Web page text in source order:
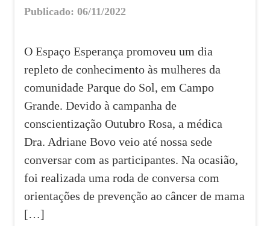
Publicado: 06/11/2022
O Espaço Esperança promoveu um dia
repleto de conhecimento às mulheres da
comunidade Parque do Sol, em Campo
Grande. Devido à campanha de
conscientização Outubro Rosa, a médica
Dra. Adriane Bovo veio até nossa sede
conversar com as participantes. Na ocasião,
foi realizada uma roda de conversa com
orientações de prevenção ao câncer de mama
[…]